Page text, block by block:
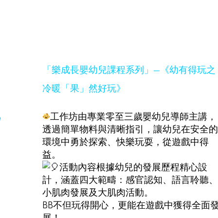
「樂成長嬰幼兒課程系列」—《幼有得玩之
冷暖「果」然好玩》
工作坊由專業零至三歲嬰幼兒導師主講，
透過簡單物料與清晰指引，讓幼兒在安全的
環境中勇於探索、快樂玩耍，從遊戲中得
益。
活動內容根據幼兒的發展歷程精心設
計，涵蓋四大範疇：感官認知、語言聆聽、
小肌肉發展及大肌肉活動。
BB不但玩得開心，更能在遊戲中獲得全面